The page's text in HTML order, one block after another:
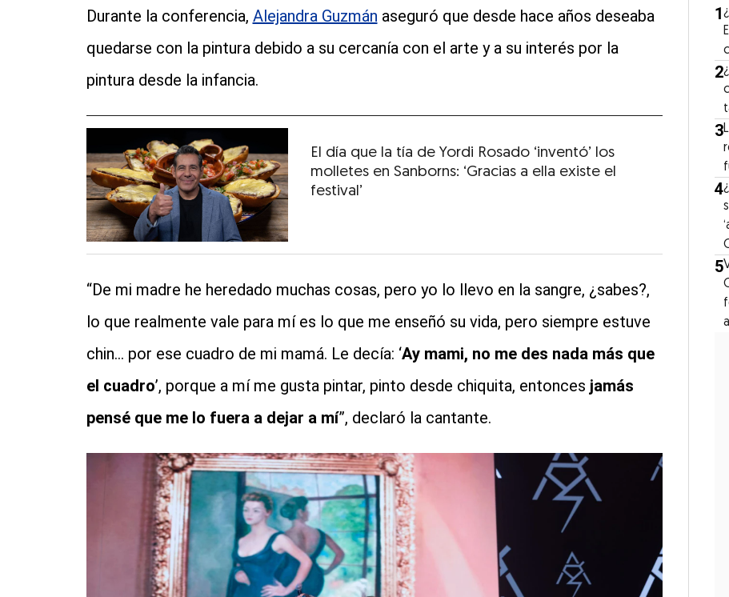
Durante la conferencia, Alejandra Guzmán aseguró que desde hace años deseaba
quedarse con la pintura debido a su cercanía con el arte y a su interés por la
pintura desde la infancia.
El día que la tía de Yordi Rosado ‘inventó’ los
molletes en Sanborns: ‘Gracias a ella existe el
festival’
“De mi madre he heredado muchas cosas, pero yo lo llevo en la sangre, ¿sabes?,
lo que realmente vale para mí es lo que me enseñó su vida, pero siempre estuve
chin… por ese cuadro de mi mamá. Le decía: ‘Ay mami, no me des nada más que
el cuadro’, porque a mí me gusta pintar, pinto desde chiquita, entonces jamás
pensé que me lo fuera a dejar a mí”, declaró la cantante.
1
2
3
4
5